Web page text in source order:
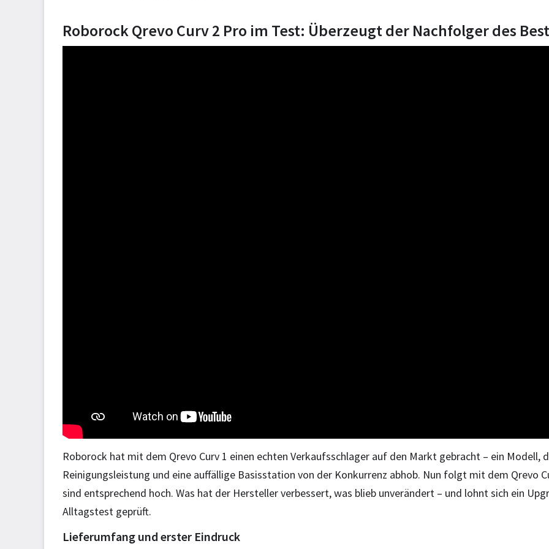
Roborock Qrevo Curv 2 Pro im Test: Überzeugt der Nachfolger des
Roborock hat mit dem Qrevo Curv 1 einen echten Verkaufsschlager auf den Markt gebracht – ein Modell,
Reinigungsleistung und eine auffällige Basisstation von der Konkurrenz abhob. Nun folgt mit dem Qrevo
sind entsprechend hoch. Was hat der Hersteller verbessert, was blieb unverändert – und lohnt sich ein
Alltagstest geprüft.
Lieferumfang und erster Eindruck